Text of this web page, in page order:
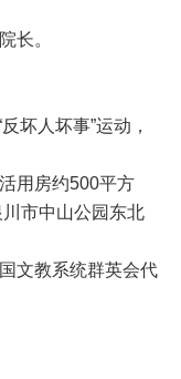
长。
坏人坏事”运动，
用房约500平方
市中山公园东北
文教系统群英会代